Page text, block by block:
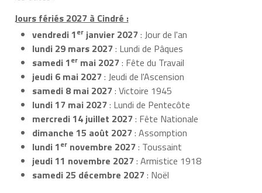
Jours fériés 2027 à Cindré :
vendredi 1er janvier 2027: Jour de l'an
lundi 29 mars 2027: Lundi de Pâques
samedi 1er mai 2027: Fête du Travail
jeudi 6 mai 2027: Jeudi de l'Ascension
samedi 8 mai 2027: Victoire 1945
lundi 17 mai 2027: Lundi de Pentecôte
mercredi 14 juillet 2027: Fête Nationale
dimanche 15 août 2027: Assomption
lundi 1er novembre 2027: Toussaint
jeudi 11 novembre 2027: Armistice 1918
samedi 25 décembre 2027: Noël